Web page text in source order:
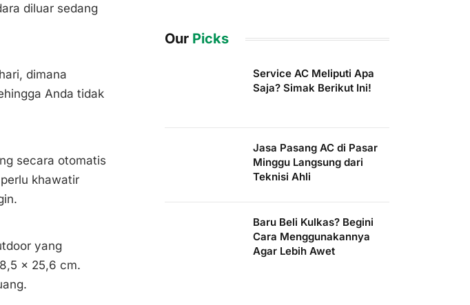
diluar sedang
dimana
Anda tidak
secara otomatis
khawatir
yang
x 25,6 cm.
Our Picks
Service AC Meliputi Apa
Saja? Simak Berikut Ini!
Jasa Pasang AC di Pasar
Minggu Langsung dari
Teknisi Ahli
Baru Beli Kulkas? Begini
Cara Menggunakannya
Agar Lebih Awet